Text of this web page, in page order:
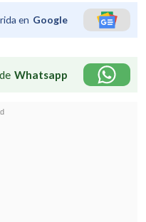
en Google
Whatsapp